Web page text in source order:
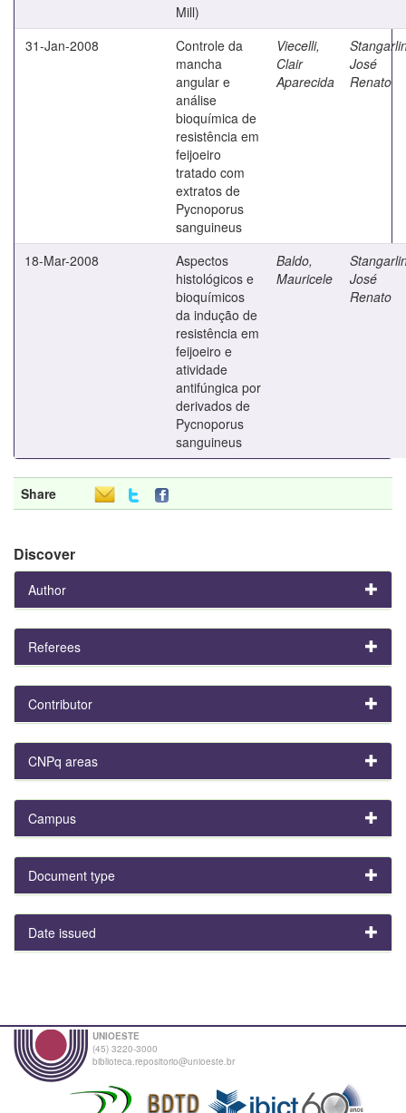
Mill)
31-Jan-2008
Controle da
mancha
angular e
análise
bioquímica de
resistência em
feijoeiro
tratado com
extratos de
Pycnoporus
sanguineus
Viecelli,
Clair
Aparecida
José
Renato
18-Mar-2008
Aspectos
histológicos e
bioquímicos
da indução de
resistência em
feijoeiro e
atividade
antifúngica por
derivados de
Pycnoporus
sanguineus
Baldo,
Mauricele
José
Renato
Share
Discover
Author
Referees
Contributor
CNPq areas
Campus
Document type
Date issued
UNIOESTE
(45) 3220-3000
biblioteca.repositorio@unioeste.br